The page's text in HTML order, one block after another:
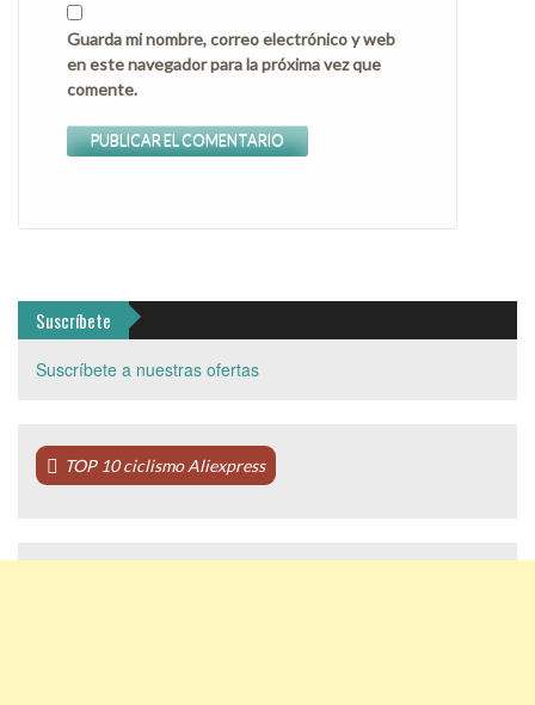
Guarda mi nombre, correo electrónico y web
en este navegador para la próxima vez que
comente.
Suscríbete
Suscríbete a nuestras ofertas
TOP 10 ciclismo Aliexpress